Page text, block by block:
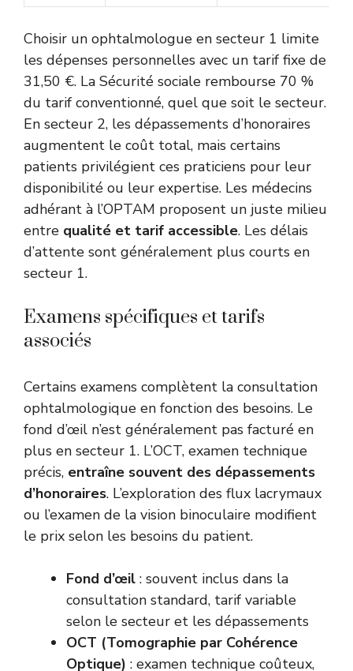
Choisir un ophtalmologue en secteur 1 limite
les dépenses personnelles avec un tarif fixe de
31,50 €. La Sécurité sociale rembourse 70 %
du tarif conventionné, quel que soit le secteur.
En secteur 2, les dépassements d’honoraires
augmentent le coût total, mais certains
patients privilégient ces praticiens pour leur
disponibilité ou leur expertise. Les médecins
adhérant à l’OPTAM proposent un juste milieu
entre qualité et tarif accessible. Les délais
d’attente sont généralement plus courts en
secteur 1.
Examens spécifiques et tarifs
associés
Certains examens complètent la consultation
ophtalmologique en fonction des besoins. Le
fond d’œil n’est généralement pas facturé en
plus en secteur 1. L’OCT, examen technique
précis, entraîne souvent des dépassements
d’honoraires. L’exploration des flux lacrymaux
ou l’examen de la vision binoculaire modifient
le prix selon les besoins du patient.
Fond d’œil : souvent inclus dans la
consultation standard, tarif variable
selon le secteur et les dépassements
OCT (Tomographie par Cohérence
Optique) : examen technique coûteux,